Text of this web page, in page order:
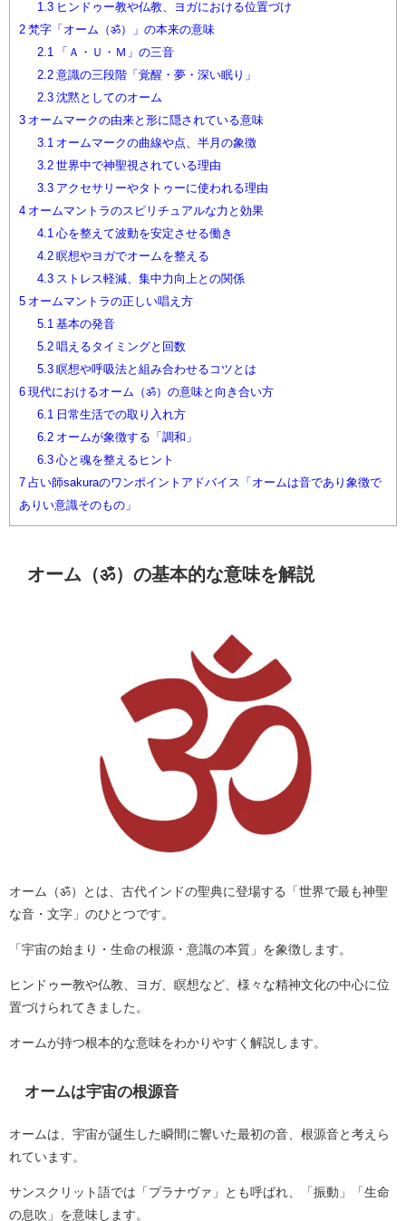
1.3ヒンドゥー教や仏教、ヨガにおける位置づけ
2 梵字「オーム（ॐ）」の本来の意味
2.1
「Ａ・Ｕ・Ｍ」の三音
2.2意識の三段階「覚醒・夢・深い眠り」
2.3沈黙としてのオーム
3 オームマークの由来と形に隠されている意味
3.1 オームマークの曲線や点、半月の象徴
3.2世界中で神聖視されている理由
3.3アクセサリーやタトゥーに使われる理由
4 オームマントラのスピリチュアルな力と効果
4.1 心を整えて波動を安定させる働き
4.2瞑想やヨガでオームを整える
4.3ストレス軽減、集中力向上との関係
5 オームマントラの正しい唱え方
5.1 基本の発音
5.2唱えるタイミングと回数
5.3瞑想や呼吸法と組み合わせるコツとは
6 現代におけるオーム（ॐ）の意味と向き合い方
6.1
日常生活での取り入れ方
6.2オームが象徴する「調和」
6.3心と魂を整えるヒント
7 占い師sakuraのワンポイントアドバイス「オームは音であり象徴で
ありい意識そのもの」
オーム（ॐ）の基本的な意味を解説
オーム（ॐ）とは、古代インドの聖典に登場する「世界で最も神聖
な音・文字」のひとつです。
「宇宙の始まり・生命の根源・意識の本質」を象徴します。
ヒンドゥー教や仏教、ヨガ、瞑想など、様々な精神文化の中心に位
置づけられてきました。
オームが持つ根本的な意味をわかりやすく解説します。
オームは宇宙の根源音
オームは、宇宙が誕生した瞬間に響いた最初の音、根源音と考えら
れています。
サンスクリット語では「プラナヴァ」とも呼ばれ、「振動」「生命
の息吹」を意味します。